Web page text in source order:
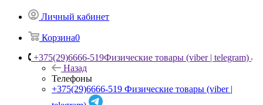
Личный кабинет
Корзина0
+375(29)6666-519Физические товары (viber | telegram)
Назад
Телефоны
+375(29)6666-519 Физические товары (viber |